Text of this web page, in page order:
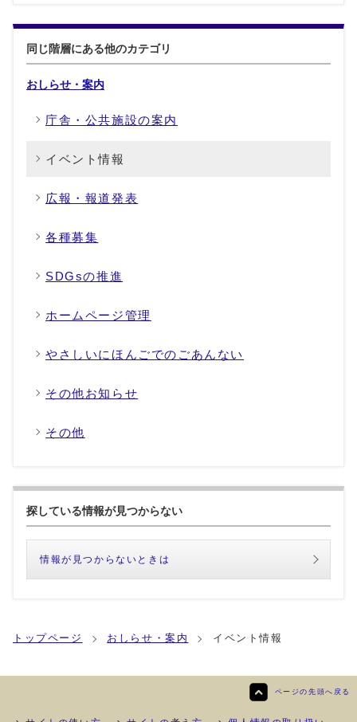
同じ階層にある他のカテゴリ
おしらせ・案内
庁舎・公共施設の案内
イベント情報
広報・報道発表
各種募集
SDGsの推進
ホームページ管理
やさしいにほんごでのごあんない
その他お知らせ
その他
探している情報が見つからない
情報が見つからないときは
トップページ おしらせ・案内 イベント情報
ページの先頭へ戻る